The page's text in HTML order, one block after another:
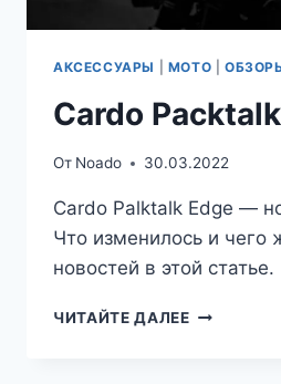
АКСЕССУАРЫ МОТО
Cardo
От Noado 30.03.2022
Cardo Palktalk Edge —
Что изменилось и чего
новостей в этой статье.
ЧИТАЙТЕ ДАЛЕЕCARDO